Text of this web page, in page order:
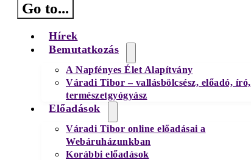
Go to...
Hírek
Bemutatkozás
A Napfényes Élet Alapítvány
Váradi Tibor – vallásbölcsész, előadó, író,
természetgyógyász
Előadások
Váradi Tibor online előadásai a
Webáruházunkban
Korábbi előadások